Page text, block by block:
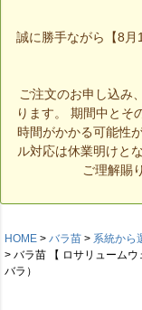
誠に勝手ながら【8
ご注文のお申し込み
ります。 期間中とそ
時間がかかる可能性
ル対応は休業明けと
ご理解賜
HOME バラ苗 系統から
バラ苗 【 ロサリューム
バラ）